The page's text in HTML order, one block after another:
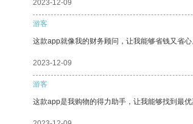
2023-12-09
游客
这款app就像我的财务顾问，让我能够省钱又省心
2023-12-09
游客
这款app是我购物的得力助手，让我能够找到最优